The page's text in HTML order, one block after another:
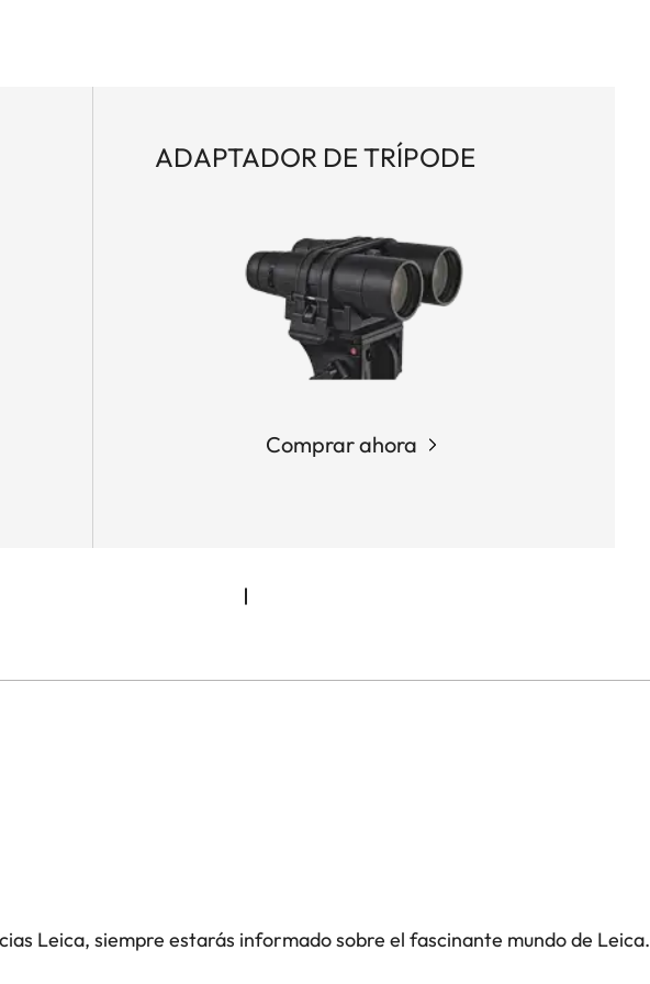
tratamiento de lente AquaDura® en las lentes
m/16,5 ft
ADAPTADOR DE TRÍPODE
Comprar ahora
Leica, siempre estarás informado sobre el fascinante mundo de Leica.